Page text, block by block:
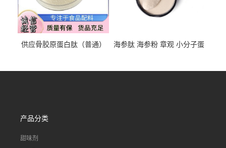
供应骨胶原蛋白肽（普通）
海参肽 海参粉 章观 小分子蛋
产品分类
甜味剂